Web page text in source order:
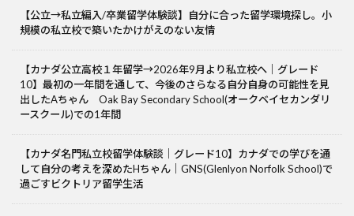
【公立→私立編入/卒業留学体験談】自分に合った留学環境探し。小
規模の私立校で築いたかけがえのない友情
【カナダ公立高校１年留学→2026年9月より私立校へ｜グレード
10】最初の一年間を通して、今後のさらなる自分自身の可能性を見
出したAちゃん Oak Bay Secondary School(オークベイセカンダリ
ースクール)での1年間
【カナダ名門私立校留学体験談｜グレード10】カナダでの学びを通
して自分の考えを深めたHちゃん｜GNS(Glenlyon Norfolk School)で
過ごすビクトリア留学生活